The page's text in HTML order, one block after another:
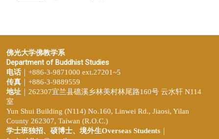
佛光大学佛教学系
Department of Buddhist Studies
电话 ｜+886-3-9871000 ext.27201~5
传真 ｜+886-3-9889559
地址 ｜262307宜兰县礁溪乡林美村林尾路160号 云水轩 N114
室
Yun Shui Building (N114) No.160, Linwei Rd., Jiaosi, Yilan
County 262307, Taiwan (R.O.C.)
学士班独招、 硕博士、境外生Overseas Students ｜